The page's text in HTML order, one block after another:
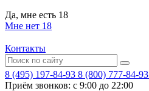
Да, мне есть 18
Мне нет 18
Контакты
8 (495) 197-84-93 8 (800) 777-84-93
Приём звонков: с 9:00 до 22:00